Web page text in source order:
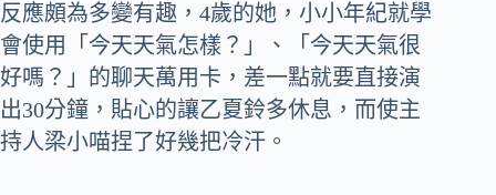
反應頗為多變有趣，4歲的她，小小年紀就學
會使用「今天天氣怎樣？」、「今天天氣很
好嗎？」的聊天萬用卡，差一點就要直接演
出30分鐘，貼心的讓乙夏鈴多休息，而使主
持人梁小喵捏了好幾把冷汗。